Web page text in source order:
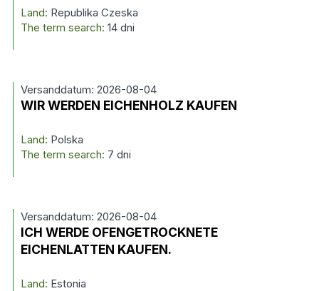
Land: Republika Czeska
The term search: 14 dni
Versanddatum: 2026-08-04
WIR WERDEN EICHENHOLZ KAUFEN
Land: Polska
The term search: 7 dni
Versanddatum: 2026-08-04
ICH WERDE OFENGETROCKNETE
EICHENLATTEN KAUFEN.
Land: Estonia